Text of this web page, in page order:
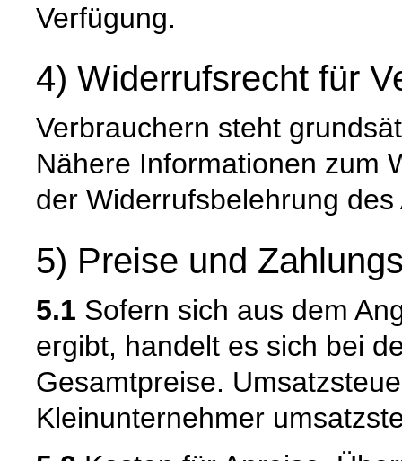
Verfügung.
4) Widerrufsrecht für
Verbrauchern steht
Nähere Informationen zum
der Widerrufsbelehrung des
5) Preise und
5.1 Sofern sich aus dem
ergibt, handelt es sich bei
Gesamtpreise.
Kleinunternehmer